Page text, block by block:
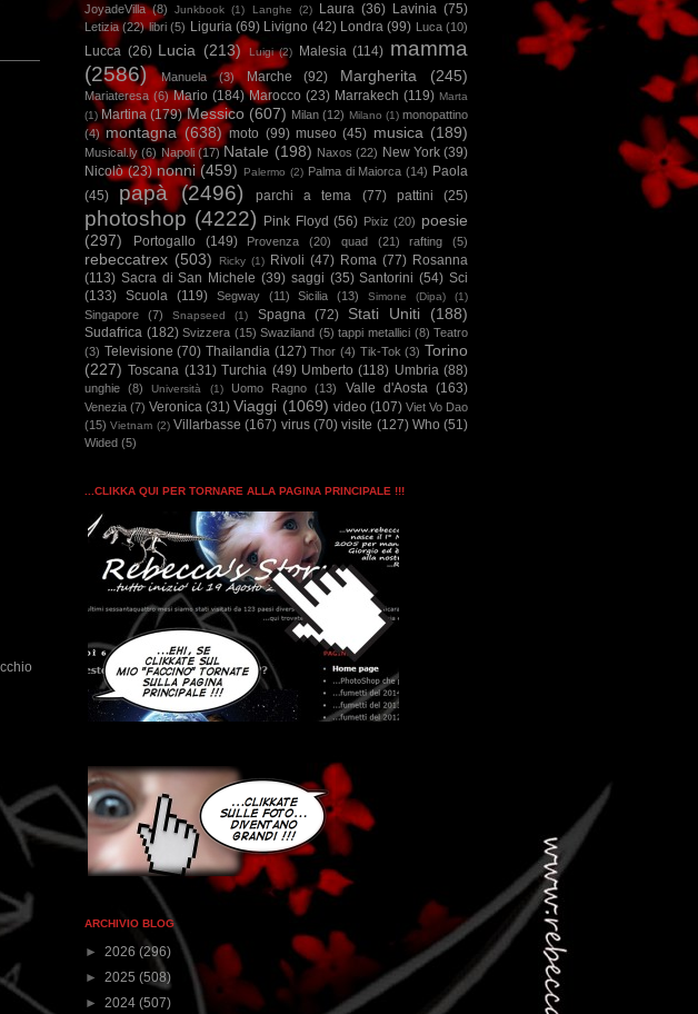
JoyadeVilla (8) Junkbook (1) Langhe (2) Laura (36) Lavinia (75)
Letizia (22) libri (5) Liguria (69) Livigno (42) Londra (99) Luca (10)
Lucca (26) Lucia (213) Luigi (2) Malesia (114) mamma
(2586)
Manuela (3) Marche (92) Margherita (245)
Mariateresa (6) Mario (184) Marocco (23) Marrakech (119) Marta
(1) Martina (179) Messico (607) Milan (12) Milano (1) monopattino
(4) montagna (638) moto (99) museo (45) musica (189)
Musical.ly (6) Napoli (17) Natale (198) Naxos (22) New York (39)
Nicolò (23) nonni (459) Palermo (2) Palma di Maiorca (14) Paola
(45)
papà (2496) parchi a tema (77) pattini (25)
photoshop (4222) Pink Floyd (56) Pixiz (20) poesie
(297)
Portogallo (149) Provenza (20) quad (21) rafting (5)
rebeccatrex (503) Ricky (1) Rivoli (47) Roma (77) Rosanna
(113) Sacra di San Michele (39) saggi (35) Santorini (54) Sci
(133) Scuola (119) Segway (11) Sicilia (13) Simone (Dipa) (1)
Singapore (7) Snapseed (1) Spagna (72) Stati Uniti (188)
Sudafrica (182) Svizzera (15) Swaziland (5) tappi metallici (8) Teatro
(3) Televisione (70) Thailandia (127) Thor (4) Tik-Tok (3) Torino
(227) Toscana (131) Turchia (49) Umberto (118) Umbria (88)
unghie (8) Università (1) Uomo Ragno (13) Valle d'Aosta (163)
Venezia (7) Veronica (31) Viaggi (1069) video (107) Viet Vo Dao
(15) Vietnam (2) Villarbasse (167) virus (70) visite (127) Who (51)
Wided (5)
...CLIKKA QUI PER TORNARE ALLA PAGINA PRINCIPALE !!!
ARCHIVIO BLOG
► 2026 (296)
► 2025 (508)
► 2024 (507)